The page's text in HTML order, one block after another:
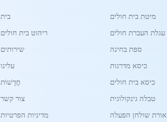
בית
ריהוט בית חולים
שירותים
עלינו
חֲדָשׁוֹת
צור קשר
מדיניות הפרטיות
מיטת בית חולים
עגלת העברת חולים
ספת בחינה
כיסא מדרגות
כיסא בית חולים
טבלה גינקולוגית
שולחן הפעלה